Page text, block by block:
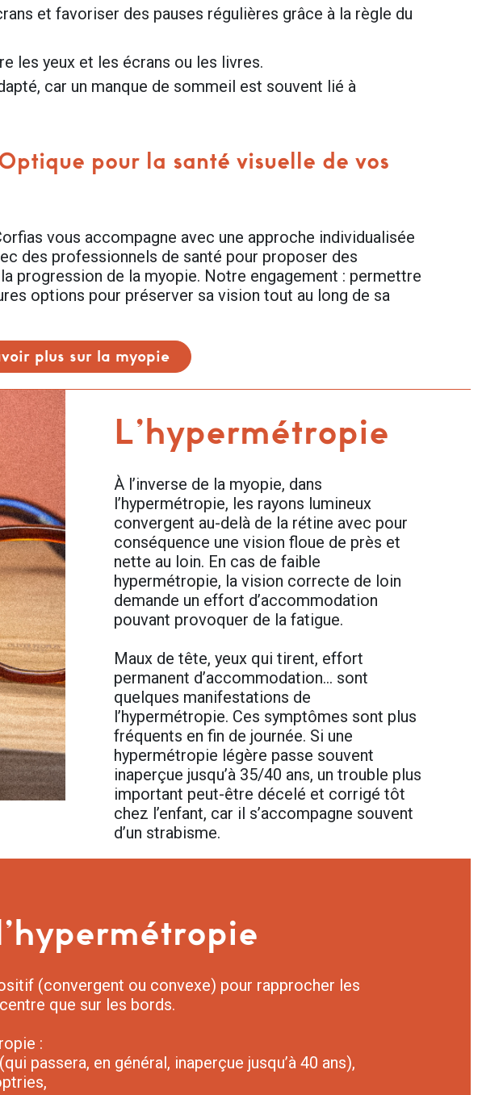
et favoriser des pauses régulières grâce à la règle du
les yeux et les écrans ou les livres.
car un manque de sommeil est souvent lié à
pour la santé visuelle de vos
vous accompagne avec une approche individualisée
des professionnels de santé pour proposer des
progression de la myopie. Notre engagement : permettre
options pour préserver sa vision tout au long de sa
plus sur la myopie
L’hypermétropie
À l’inverse de la myopie, dans
l’hypermétropie, les rayons lumineux
convergent au-delà de la rétine avec pour
conséquence une vision floue de près et
nette au loin. En cas de faible
hypermétropie, la vision correcte de loin
demande un effort d’accommodation
pouvant provoquer de la fatigue.
Maux de tête, yeux qui tirent, effort
permanent d’accommodation… sont
quelques manifestations de
l’hypermétropie. Ces symptômes sont plus
fréquents en fin de journée. Si une
hypermétropie légère passe souvent
inaperçue jusqu’à 35/40 ans, un trouble plus
important peut-être décelé et corrigé tôt
chez l’enfant, car il s’accompagne souvent
d’un strabisme.
(convergent ou convexe) pour rapprocher les
que sur les bords.
:
passera, en général, inaperçue jusqu’à 40 ans),